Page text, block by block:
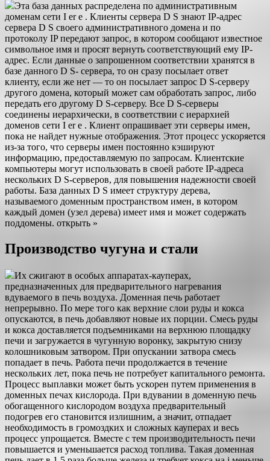
Эта база данных распределена по административным
доменам сети I er e . Клиенты сервера D S знают IP-адрес
сервера D S своего административного домена и по
протоколу IP передают запрос, в котором сообщают известное
символьное имя и просят вернуть соответствующий ему IP-
адрес. Если данные о запрошенном соответствии хранятся в
базе данного D S- сервера, то он сразу посылает ответ
клиенту, если же нет — то он посылает запрос D S-серверу
другого домена, который может сам обработать запрос, либо
передать его другому D S-серверу. Все D S-серверы
соединены иерархически, в соответствии с иерархией
доменов сети I er e . Клиент опрашивает эти серверы имен,
пока не найдет нужные отображения. Этот процесс ускоряется
из-за того, что серверы имен постоянно кэшируют
информацию, предоставляемую по запросам. Клиентские
компьютеры могут использовать в своей работе IP-адреса
нескольких D S-серверов, для повышения надежности своей
работы. База данных D S имеет структуру дерева,
называемого доменным пространством имен, в котором
каждый домен (узел дерева) имеет имя и может содержать
поддомены. открыть »
Производство чугуна и стали
Их сжигают в особых аппаратах-кауперах,
предназначенных для предварительного нагревания
вдуваемого в печь воздуха. Доменная печь работает
непрерывно. По мере того как верхние слои руды и кокса
опускаются, в печь добавляют новые их порции. Смесь руды
и кокса доставляется подъемниками на верхнюю площадку
печи и загружается в чугунную воронку, закрытую снизу
колошниковым затвором. При опускании затвора смесь
попадает в печь. Работа печи продолжается в течение
нескольких лет, пока печь не потребует капитального ремонта.
Процесс выплавки может быть ускорен путем применения в
доменных печах кислорода. При вдувании в доменную печь
обогащенного кислородом воздуха предварительный
подогрев его становится излишним, а значит, отпадает
необходимость в громоздких и сложных кауперах и весь
процесс упрощается. Вместе с тем производительность печи
повышается и уменьшается расход топлива. Такая доменная